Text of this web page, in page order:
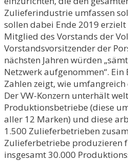
Zulieferindustrie umfassen
sollen dabei Ende 2019
Mitglied des Vorstands der
Vorstandsvorsitzender der
nächsten Jahren würden
Netzwerk aufgenommen“.
Zahlen zeigt, wie
Der VW-Konzern unterhält
Produktionsbetriebe (diese
aller 12 Marken) und diese
1.500 Zulieferbetrieben
Zulieferbetriebe produzieren
insgesamt 30.000